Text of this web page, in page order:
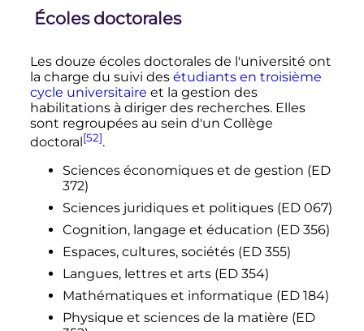
Écoles doctorales
Les douze écoles doctorales de l'université ont
la charge du suivi des étudiants en troisième
cycle universitaire et la gestion des
habilitations à diriger des recherches. Elles
sont regroupées au sein d'un Collège
doctoral[52].
Sciences économiques et de gestion (ED
372)
Sciences juridiques et politiques (ED 067)
Cognition, langage et éducation (ED 356)
Espaces, cultures, sociétés (ED 355)
Langues, lettres et arts (ED 354)
Mathématiques et informatique (ED 184)
Physique et sciences de la matière (ED